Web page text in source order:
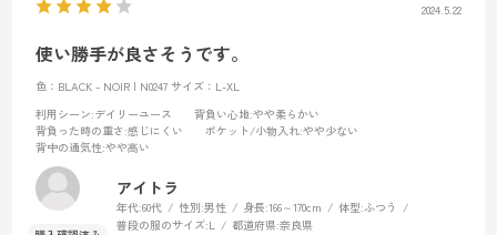
2024.5.22
使い勝手が良さそうです。
色：BLACK - NOIR | N0247 サイズ：L-XL
利用シーン:デイリーユース 背負い心地:やや柔らかい
背負った時の重さ:感じにくい ポケット/小物入れ:やや少ない
背中の通気性:やや高い
アイトラ
年代:60代 性別:男性 身長:166～170cm 体型:ふつう
普段の服のサイズ:L 都道府県:奈良県